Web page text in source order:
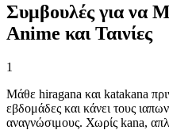
Συμβουλές για να
Anime και Ταινίες
1
Μάθε hiragana και katakana
εβδομάδες και κάνει τους
αναγνώσιμους. Χωρίς kana,